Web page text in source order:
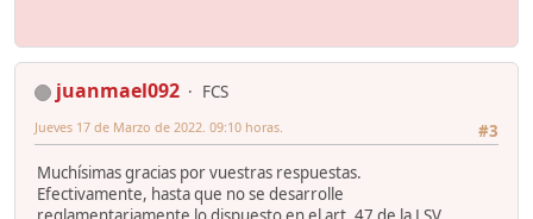
juanmael092
FCS
#3
Jueves 17 de Marzo de 2022. 09:10 horas.
Muchísimas gracias por vuestras respuestas.
Efectivamente, hasta que no se desarrolle